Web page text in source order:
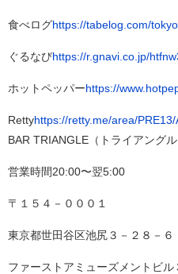
食べログhttps://tabelog.com/
ぐるなびhttps://r.gnavi.co.jp/
ホットペッパーhttps://
Rettyhttps://retty.me/area/
BAR TRIANGLE（トライアングル
営業時間20:00〜翌5:00
〒１５４－０００１
東京都世田谷区池尻３－２８－６
ファーストアミューズメントビル